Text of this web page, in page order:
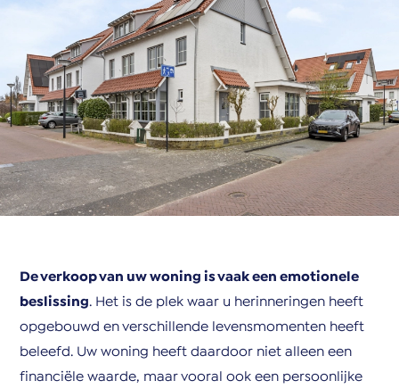
De verkoop van uw woning is vaak een emotionele
beslissing. Het is de plek waar u herinneringen heeft
opgebouwd en verschillende levensmomenten heeft
beleefd. Uw woning heeft daardoor niet alleen een
financiële waarde, maar vooral ook een persoonlijke